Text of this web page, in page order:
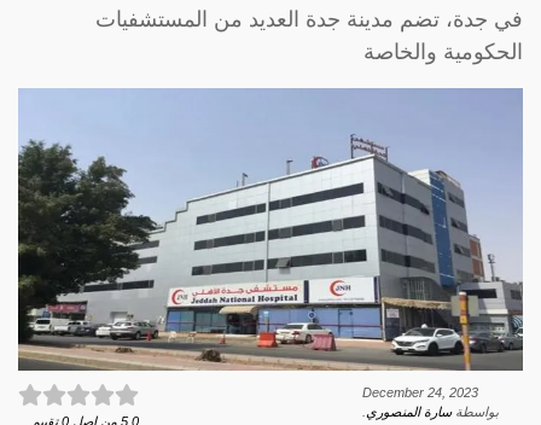
في جدة، تضم مدينة جدة العديد من المستشفيات
الحكومية والخاصة
December 24, 2023
بواسطةسارة المنصوري
0
5 من اصل 0 تقييم.